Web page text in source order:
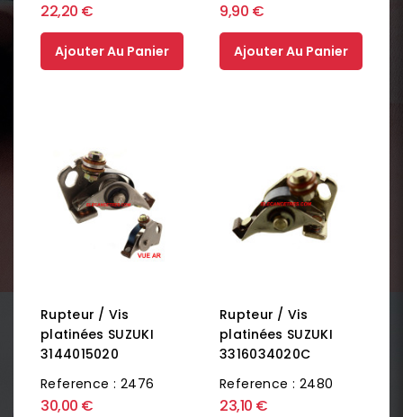
22,20 €
Ajouter Au Panier
9,90 €
Ajouter Au Panier
Rupteur / Vis
platinées SUZUKI
3144015020
Reference : 2476
30,00 €
Rupteur / Vis
platinées SUZUKI
3316034020C
Reference : 2480
23,10 €